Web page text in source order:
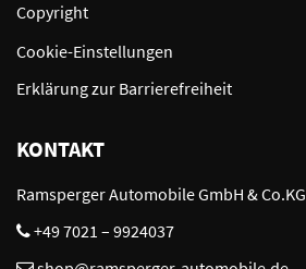
Copyright
Cookie-Einstellungen
Erklärung zur Barrierefreiheit
KONTAKT
Ramsperger Automobile GmbH & Co.KG
+49 7021 – 9924037